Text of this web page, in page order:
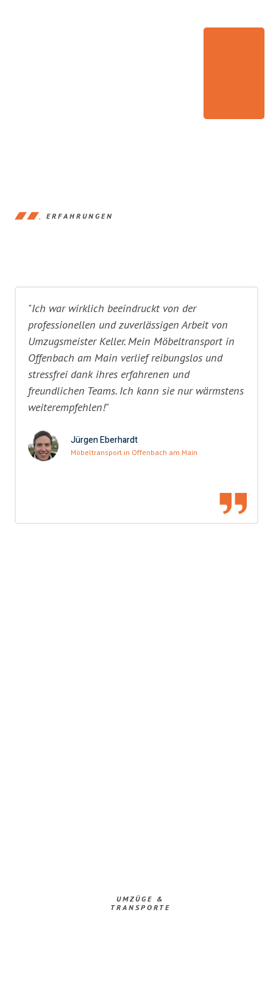
ERFAHRUNGEN
"Ich war wirklich beeindruckt von der
professionellen und zuverlässigen Arbeit von
Umzugsmeister Keller. Mein Möbeltransport in
Offenbach am Main verlief reibungslos und
stressfrei dank ihres erfahrenen und
freundlichen Teams. Ich kann sie nur wärmstens
weiterempfehlen!"
Jürgen Eberhardt
Möbeltransport in Offenbach am Main
UMZÜGE &
TRANSPORTE